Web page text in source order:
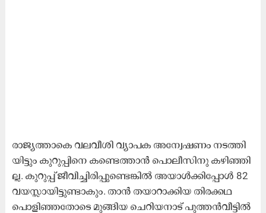
രാ​ജ്യ​ത്താ​കെ വ​ല​വീ​ശി വ്യാ​പ​ക അ​ന്വേ​ഷ​ണം ന​ട​ത്തി​
യി​ട്ടും കു​റു​പ്പി​നെ ക​ണ്ടെ​ത്താ​ന്‍ പൊ​ലീ​സി​നു ക​ഴി​ഞ്ഞി​
ല്ല. കു​റു​പ്പ് ജീ​വി​ച്ചി​രി​പ്പു​ണ്ടെ​ങ്കി​ല്‍ അ​യാ​ള്‍ക്കി​പ്പോ​ള്‍ 82
വ​യ​സ്സാ​യി​ട്ടു​ണ്ടാ​കും. താ​ൻ ത​യാ​റാ​ക്കി​യ തി​ര​ക്ക​ഥ
പൊ​ളി​ഞ്ഞ​തോ​ടെ മു​ങ്ങി​യ ചെ​റി​യ​നാ​ട് പു​ത്ത​ന്‍വീ​ട്ടി​ല്‍